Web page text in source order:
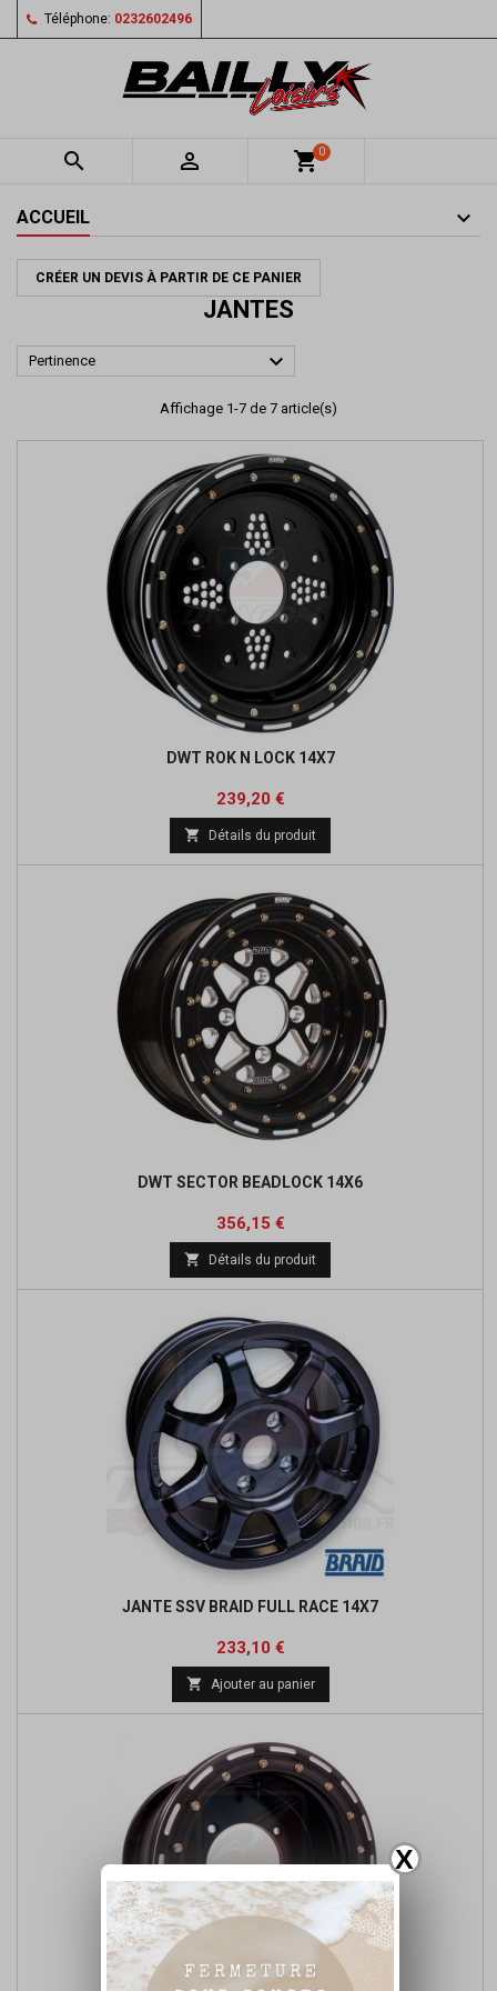
X
Téléphone: 0232602496
  shopping_cart0
ACCUEIL
CRÉER UN DEVIS À PARTIR DE CE PANIER
JANTES
Pertinence 
Affichage 1-7 de 7 article(s)
DWT ROK N LOCK 14X7
Prix
239,20 €Prix
de
base
 Détails du produit
DWT SECTOR BEADLOCK 14X6
Prix
356,15 €Prix
de
base
 Détails du produit
JANTE SSV BRAID FULL RACE 14X7
Prix
233,10 €Prix
de
base
 Ajouter au panier